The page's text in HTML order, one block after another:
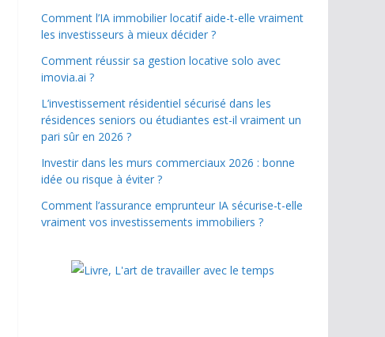
Comment l’IA immobilier locatif aide-t-elle vraiment
les investisseurs à mieux décider ?
Comment réussir sa gestion locative solo avec
imovia.ai ?
L’investissement résidentiel sécurisé dans les
résidences seniors ou étudiantes est-il vraiment un
pari sûr en 2026 ?
Investir dans les murs commerciaux 2026 : bonne
idée ou risque à éviter ?
Comment l’assurance emprunteur IA sécurise-t-elle
vraiment vos investissements immobiliers ?